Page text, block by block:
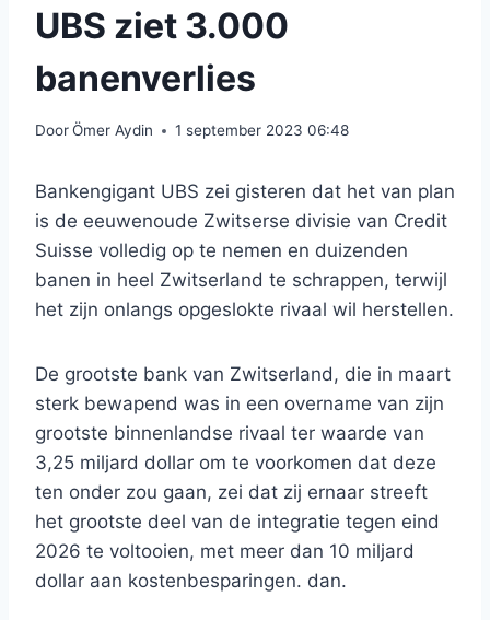
UBS ziet 3.000
banenverlies
DoorÖmer Aydin 1 september 2023 06:48
Bankengigant UBS zei gisteren dat het van plan
is de eeuwenoude Zwitserse divisie van Credit
Suisse volledig op te nemen en duizenden
banen in heel Zwitserland te schrappen, terwijl
het zijn onlangs opgeslokte rivaal wil herstellen.
De grootste bank van Zwitserland, die in maart
sterk bewapend was in een overname van zijn
grootste binnenlandse rivaal ter waarde van
3,25 miljard dollar om te voorkomen dat deze
ten onder zou gaan, zei dat zij ernaar streeft
het grootste deel van de integratie tegen eind
2026 te voltooien, met meer dan 10 miljard
dollar aan kostenbesparingen. dan.